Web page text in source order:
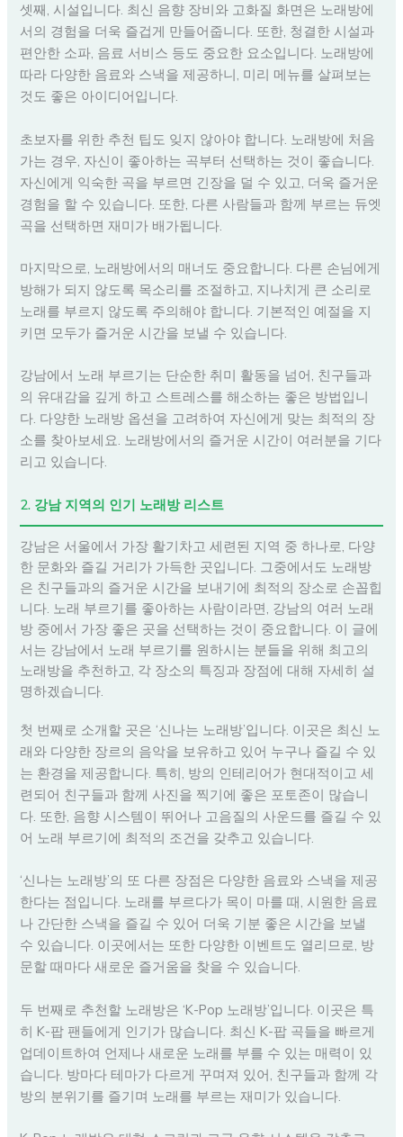
셋째, 시설입니다. 최신 음향 장비와 고화질 화면은 노래방에
서의 경험을 더욱 즐겁게 만들어줍니다. 또한, 청결한 시설과
편안한 소파, 음료 서비스 등도 중요한 요소입니다. 노래방에
따라 다양한 음료와 스낵을 제공하니, 미리 메뉴를 살펴보는
것도 좋은 아이디어입니다.
초보자를 위한 추천 팁도 잊지 않아야 합니다. 노래방에 처음
가는 경우, 자신이 좋아하는 곡부터 선택하는 것이 좋습니다.
자신에게 익숙한 곡을 부르면 긴장을 덜 수 있고, 더욱 즐거운
경험을 할 수 있습니다. 또한, 다른 사람들과 함께 부르는 듀엣
곡을 선택하면 재미가 배가됩니다.
마지막으로, 노래방에서의 매너도 중요합니다. 다른 손님에게
방해가 되지 않도록 목소리를 조절하고, 지나치게 큰 소리로
노래를 부르지 않도록 주의해야 합니다. 기본적인 예절을 지
키면 모두가 즐거운 시간을 보낼 수 있습니다.
강남에서 노래 부르기는 단순한 취미 활동을 넘어, 친구들과
의 유대감을 깊게 하고 스트레스를 해소하는 좋은 방법입니
다. 다양한 노래방 옵션을 고려하여 자신에게 맞는 최적의 장
소를 찾아보세요. 노래방에서의 즐거운 시간이 여러분을 기다
리고 있습니다.
2. 강남 지역의 인기 노래방 리스트
강남은 서울에서 가장 활기차고 세련된 지역 중 하나로, 다양
한 문화와 즐길 거리가 가득한 곳입니다. 그중에서도 노래방
은 친구들과의 즐거운 시간을 보내기에 최적의 장소로 손꼽힙
니다. 노래 부르기를 좋아하는 사람이라면, 강남의 여러 노래
방 중에서 가장 좋은 곳을 선택하는 것이 중요합니다. 이 글에
서는 강남에서 노래 부르기를 원하시는 분들을 위해 최고의
노래방을 추천하고, 각 장소의 특징과 장점에 대해 자세히 설
명하겠습니다.
첫 번째로 소개할 곳은 ‘신나는 노래방’입니다. 이곳은 최신 노
래와 다양한 장르의 음악을 보유하고 있어 누구나 즐길 수 있
는 환경을 제공합니다. 특히, 방의 인테리어가 현대적이고 세
련되어 친구들과 함께 사진을 찍기에 좋은 포토존이 많습니
다. 또한, 음향 시스템이 뛰어나 고음질의 사운드를 즐길 수 있
어 노래 부르기에 최적의 조건을 갖추고 있습니다.
‘신나는 노래방’의 또 다른 장점은 다양한 음료와 스낵을 제공
한다는 점입니다. 노래를 부르다가 목이 마를 때, 시원한 음료
나 간단한 스낵을 즐길 수 있어 더욱 기분 좋은 시간을 보낼
수 있습니다. 이곳에서는 또한 다양한 이벤트도 열리므로, 방
문할 때마다 새로운 즐거움을 찾을 수 있습니다.
두 번째로 추천할 노래방은 ‘K-Pop 노래방’입니다. 이곳은 특
히 K-팝 팬들에게 인기가 많습니다. 최신 K-팝 곡들을 빠르게
업데이트하여 언제나 새로운 노래를 부를 수 있는 매력이 있
습니다. 방마다 테마가 다르게 꾸며져 있어, 친구들과 함께 각
방의 분위기를 즐기며 노래를 부르는 재미가 있습니다.